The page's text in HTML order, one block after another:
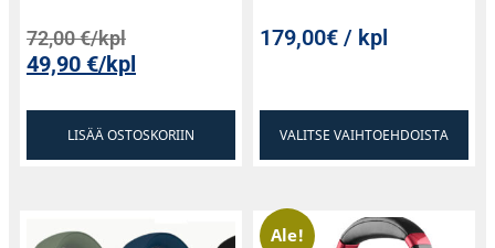
72,00€/kpl
49,90€/kpl
LISÄÄ OSTOSKORIIN
179,00€ / kpl
VALITSE VAIHTOEHDOISTA
Ale!